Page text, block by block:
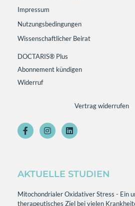
Impressum
Nutzungsbedingungen
Wissenschaftlicher Beirat
DOCTARIS® Plus
Abonnement kündigen
Widerruf
Vertrag widerrufen
AKTUELLE STUDIEN
Mitochondrialer Oxidativer Stress - Ein
therapeutisches Ziel bei vielen